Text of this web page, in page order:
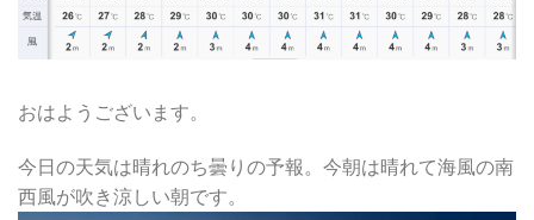
おはようございます。
今日の天気は晴れのち曇りの予報。今朝は晴れて海風の南
西風が吹き涼しい朝です。